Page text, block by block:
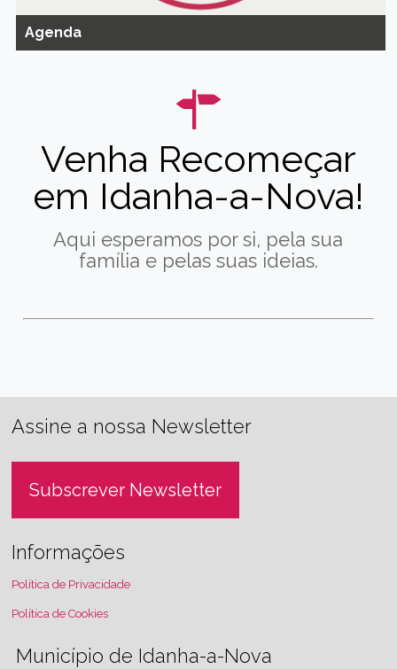
Agenda
Venha Recomeçar
em Idanha-a-Nova!
Aqui esperamos por si, pela sua
família e pelas suas ideias.
Assine a nossa Newsletter
Subscrever Newsletter
Informações
Política de Privacidade
Política de Cookies
Município de Idanha-a-Nova